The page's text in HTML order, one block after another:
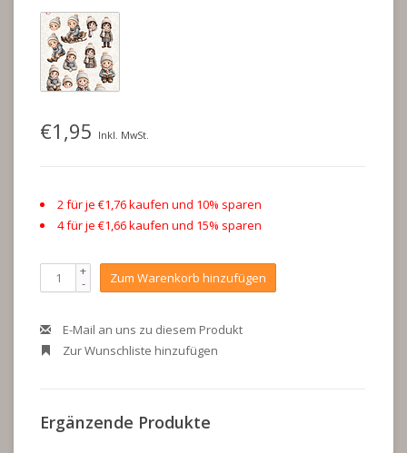
€1,95 Inkl. MwSt.
2 für je €1,76 kaufen und 10% sparen
4 für je €1,66 kaufen und 15% sparen
+
- Zum Warenkorb hinzufügen
E-Mail an uns zu diesem Produkt
Zur Wunschliste hinzufügen
Ergänzende Produkte